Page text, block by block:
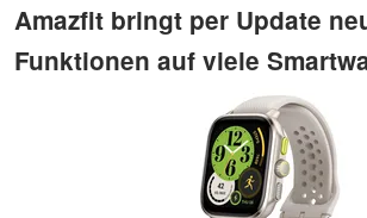
Amazfit bringt per Update
Funktionen auf viele